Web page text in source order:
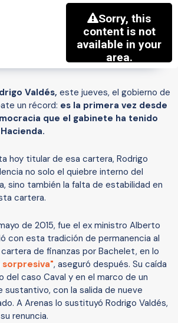
Valdés, este jueves, el gobierno de
un récord: es la primera vez desde
que el gabinete ha tenido
hoy titular de esa cartera, Rodrigo
no solo el quiebre interno del
sino también la falta de estabilidad en
cartera.
de 2015, fue el ex ministro Alberto
con esta tradición de permanencia al
de finanzas por Bachelet, en lo
sorpresiva", aseguró después. Su caída
del caso Caval y en el marco de un
sustantivo, con la salida de nueve
A Arenas lo sustituyó Rodrigo Valdés,
renuncia.